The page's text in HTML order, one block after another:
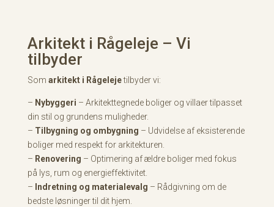
Arkitekt i Rågeleje – Vi
tilbyder
Som arkitekt i Rågelejetilbyder vi:
– Nybyggeri – Arkitekttegnede boliger og villaer tilpasset
din stil og grundens muligheder.
– Tilbygning og ombygning – Udvidelse af eksisterende
boliger med respekt for arkitekturen.
– Renovering – Optimering af ældre boliger med fokus
på lys, rum og energieffektivitet.
– Indretning og materialevalg – Rådgivning om de
bedste løsninger til dit hjem.